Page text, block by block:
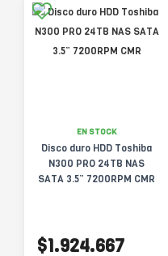
EN STOCK
Disco duro HDD Toshiba
N300 PRO 24TB NAS
SATA 3.5” 7200RPM CMR
$1.924.667